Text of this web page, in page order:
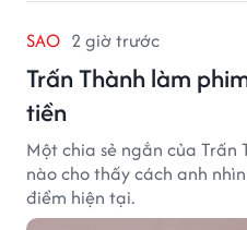
SAO 2 giờ trước
Trấn Thành làm
tiền
Một chia sẻ ngắn của
nào cho thấy cách anh
điểm hiện tại.